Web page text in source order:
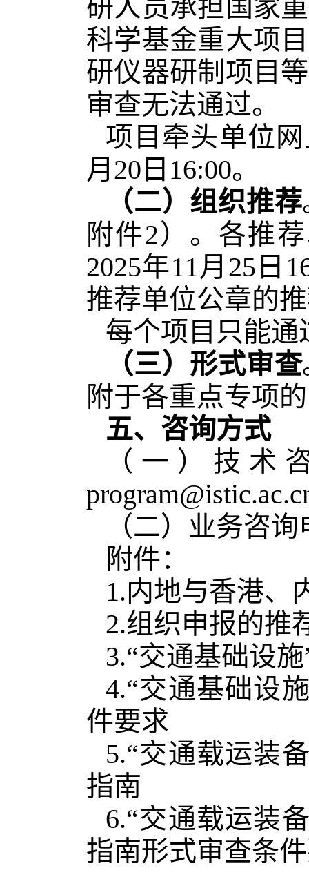
研人员承担国家
科学基金重大项
研仪器研制项目
审查无法通过。
项目牵头单位
月20日16:00。
（二）组织推荐
附件2）。各推
2025年11月25日
推荐单位公章的
每个项目只能
（三）形式审查
附于各重点专项
五、咨询方式
（一）技术
（二）业务咨
附件：
1.内地与香港、
2.组织申报的推
3.“交通基础设
4.“交通基础设
件要求
5.“交通载运装
指南
6.“交通载运装
指南形式审查条